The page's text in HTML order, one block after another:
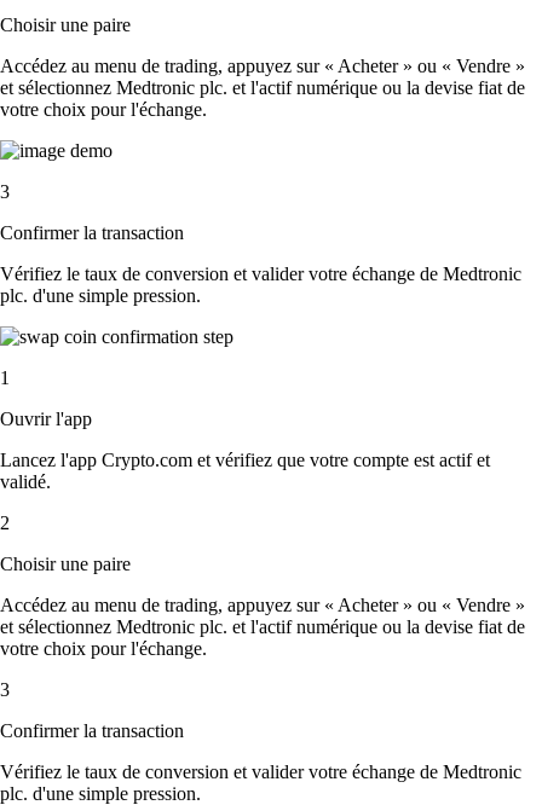
Choisir une paire
Accédez au menu de trading, appuyez sur « Acheter » ou « Vendre »
et sélectionnez Medtronic plc. et l'actif numérique ou la devise fiat de
votre choix pour l'échange.
3
Confirmer la transaction
Vérifiez le taux de conversion et valider votre échange de Medtronic
plc. d'une simple pression.
1
Ouvrir l'app
Lancez l'app Crypto.com et vérifiez que votre compte est actif et
validé.
2
Choisir une paire
Accédez au menu de trading, appuyez sur « Acheter » ou « Vendre »
et sélectionnez Medtronic plc. et l'actif numérique ou la devise fiat de
votre choix pour l'échange.
3
Confirmer la transaction
Vérifiez le taux de conversion et valider votre échange de Medtronic
plc. d'une simple pression.